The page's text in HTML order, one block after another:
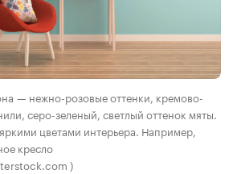
— нежно-розовые оттенки, кремово-
серо-зеленый, светлый оттенок мяты.
цветами интерьера. Например,
кресло
)